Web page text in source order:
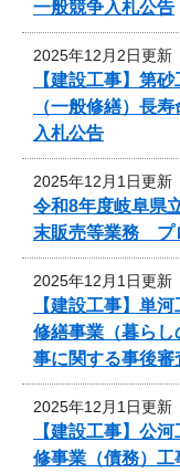
一般競争入札公告
2025年12月2日更新
【建設工事】第
（一般修繕）長
入札公告
2025年12月1日更新
令和8年度岐阜県
末販売等業務 プ
2025年12月1日更新
【建設工事】単
修繕事業（暮ら
事に関する事後
2025年12月1日更新
【建設工事】公
修事業（債務）